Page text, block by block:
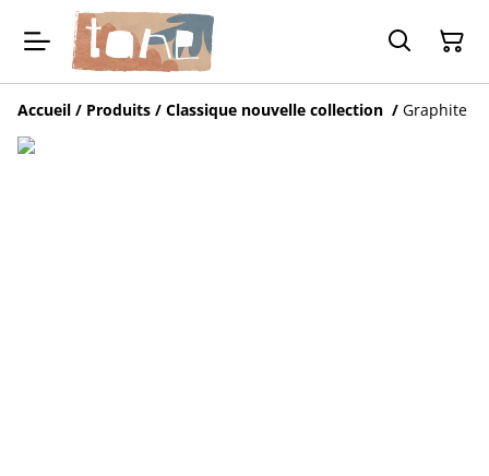
Accueil / Produits / Classique nouvelle collection / Graphite